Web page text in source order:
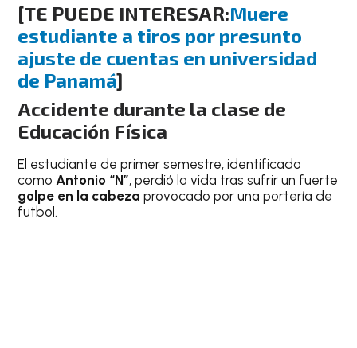
[TE PUEDE INTERESAR:Muere
estudiante a tiros por presunto
ajuste de cuentas en universidad
de Panamá]
Accidente durante la clase de
Educación Física
El estudiante de primer semestre, identificado
como Antonio “N”, perdió la vida tras sufrir un fuerte
golpe en la cabeza provocado por una portería de
futbol.